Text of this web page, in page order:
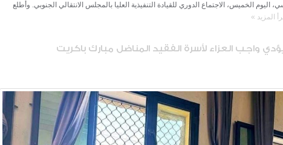
الخميس، الاجتماع الدوري للقيادة التنفيذية العليا بالمجلس الانتقالي الجنوبي. وأطلع
المزيد »
واجب العزاء لأسرة الفقيد المناضل مبارك باكريت